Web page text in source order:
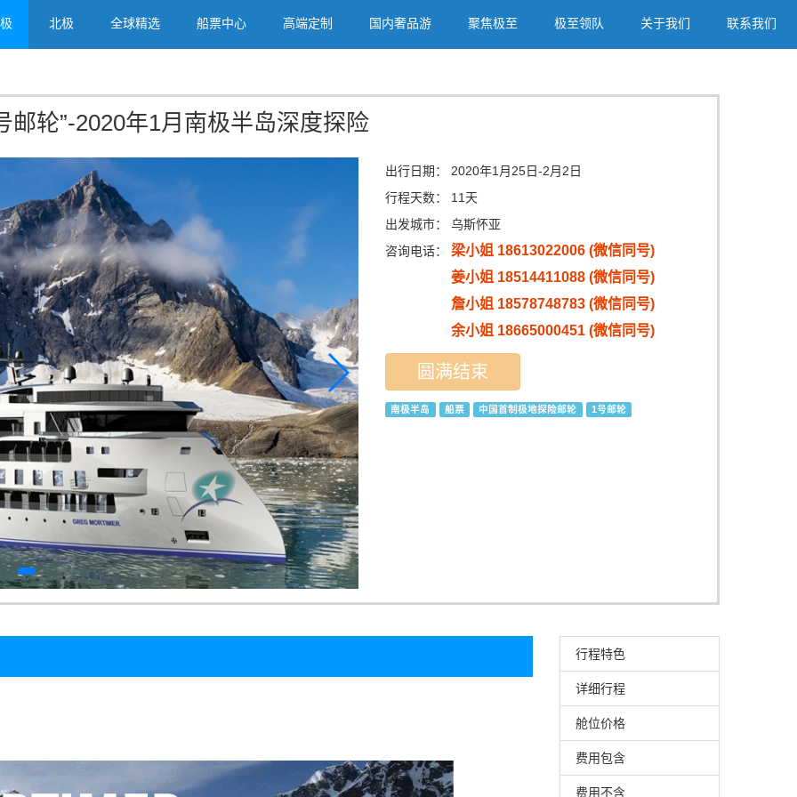
北极 全球精选 船票中心 高端定制 国内奢品游 聚焦极至 极至领队 关于我们 联系我们
邮轮”-2020年1月南极半岛深度探险
出行日期：
2020年1月25日-2月2日
行程天数：
11天
出发城市：
乌斯怀亚
咨询电话：
梁小姐 18613022006 (微信同号)
姜小姐 18514411088 (微信同号)
詹小姐 18578748783 (微信同号)
余小姐 18665000451 (微信同号)
圆满结束
南极半岛 船票 中国首制极地探险邮轮 1号邮轮
行程特色
详细行程
舱位价格
费用包含
费用不含